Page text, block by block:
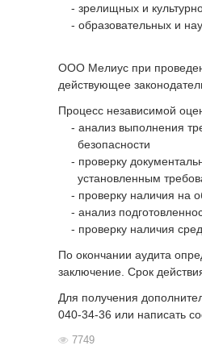
- зрелищных и
- образовательных и
ООО Мелиус при
действующее
Процесс независимой
- анализ выполнения
безопасности
- проверку
установленным
- проверку наличия на
- анализ
- проверку наличия
По окончании аудита
заключение. Срок
Для получения
040-34-36 или написать
7749